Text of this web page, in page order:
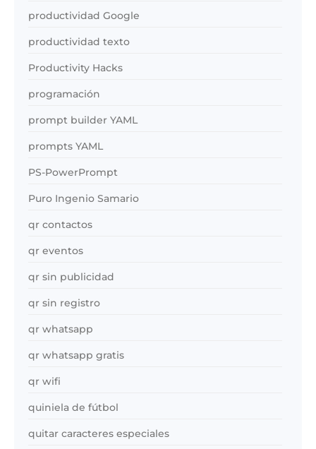
productividad Google
productividad texto
Productivity Hacks
programación
prompt builder YAML
prompts YAML
PS-PowerPrompt
Puro Ingenio Samario
qr contactos
qr eventos
qr sin publicidad
qr sin registro
qr whatsapp
qr whatsapp gratis
qr wifi
quiniela de fútbol
quitar caracteres especiales